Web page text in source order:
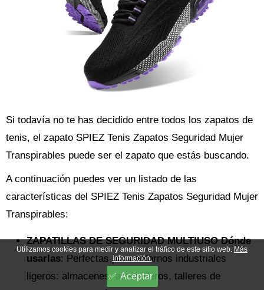
Si todavía no te has decidido entre todos los zapatos de
tenis, el zapato SPIEZ Tenis Zapatos Seguridad Mujer
Transpirables puede ser el zapato que estás buscando.
A continuación puedes ver un listado de las
características del SPIEZ Tenis Zapatos Seguridad Mujer
Transpirables:
ZAPATILLAS DE SEGURIDAD MULTIUSO Dónde
usarlas: Perfectas para entornos industriales
ligeros: almacenes, aserraderos, talleres de
Utilizamos cookies para medir y analizar el tráfico de este sitio web. Más
información.
Aceptar